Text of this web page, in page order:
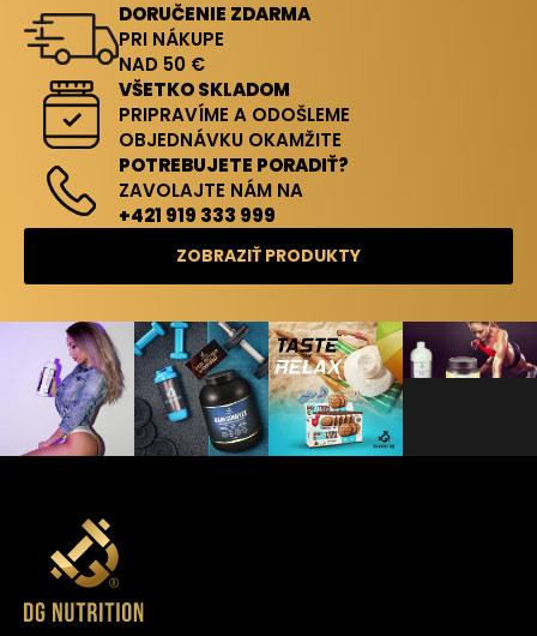
DORUČENIE ZDARMA
PRI NÁKUPE
NAD 50 €
VŠETKO SKLADOM
PRIPRAVÍME A ODOŠLEME
OBJEDNÁVKU OKAMŽITE
POTREBUJETE PORADIŤ?
ZAVOLAJTE NÁM NA
+421 919 333 999
ZOBRAZIŤ PRODUKTY